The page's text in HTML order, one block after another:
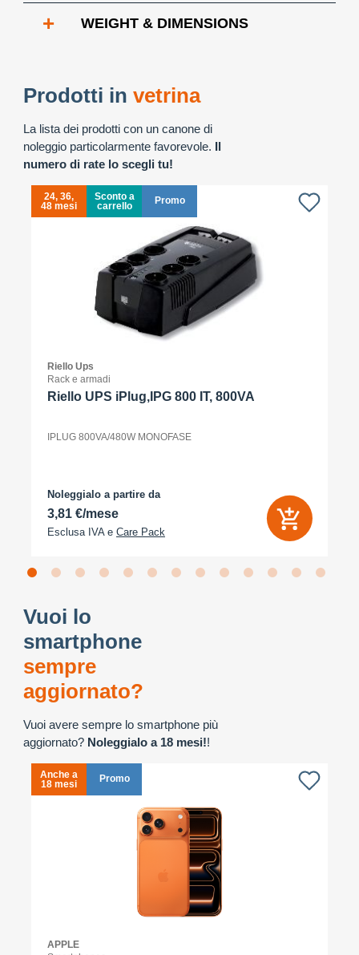
+ WEIGHT & DIMENSIONS
Prodotti in vetrina
La lista dei prodotti con un canone di
noleggio particolarmente favorevole. Il
numero di rate lo scegli tu!
24, 36,
48 mesi
Sconto a
carrello
Promo
Riello Ups
Rack e armadi
Riello UPS iPlug,IPG 800 IT, 800VA
IPLUG 800VA/480W MONOFASE
Noleggialo a partire da
3,81 €/mese
Esclusa IVA e Care Pack
Vuoi lo
smartphone
sempre
aggiornato?
Vuoi avere sempre lo smartphone più
aggiornato? Noleggialo a 18 mesi!!
Anche a
18 mesi
Promo
APPLE